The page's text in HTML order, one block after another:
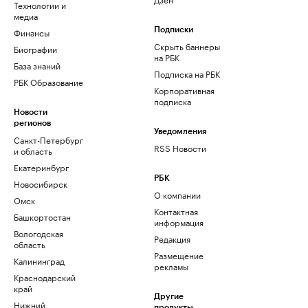
Технологии и
медиа
Финансы
Биографии
База знаний
РБК Образование
Новости
регионов
Санкт-Петербург
и область
Екатеринбург
Новосибирск
Омск
Башкортостан
Вологодская
область
Калининград
Краснодарский
край
Нижний
Подписки
Скрыть баннеры
на РБК
Подписка на РБК
Корпоративная
подписка
Уведомления
RSS Новости
РБК
О компании
Контактная
информация
Редакция
Размещение
рекламы
Другие